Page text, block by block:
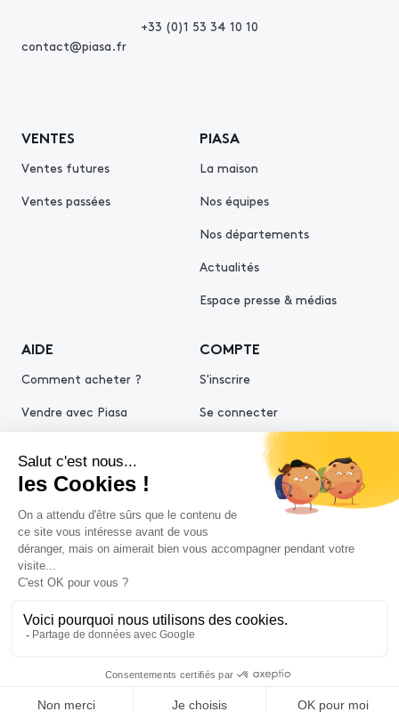
+33 (0)1 53 34 10 10
contact@piasa.fr
VENTES
Ventes futures
Ventes passées
PIASA
La maison
Nos équipes
Nos départements
Actualités
Espace presse & médias
AIDE
Comment acheter ?
Vendre avec Piasa
COMPTE
S'inscrire
Se connecter
Politiques de confidentialitéPolitique cookies
Conditions générales d'utilisation